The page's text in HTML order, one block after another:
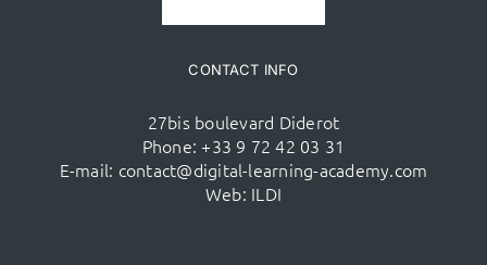
CONTACT INFO
27bis boulevard Diderot
Phone: +33 9 72 42 03 31
E-mail: contact@digital-learning-academy.com
Web: ILDI